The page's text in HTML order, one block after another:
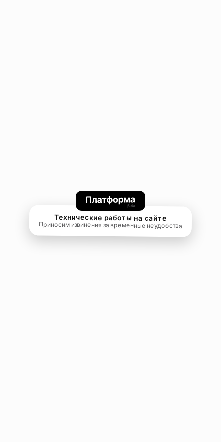
Технические работы на сайте
Приносим извинения за временные неудобства